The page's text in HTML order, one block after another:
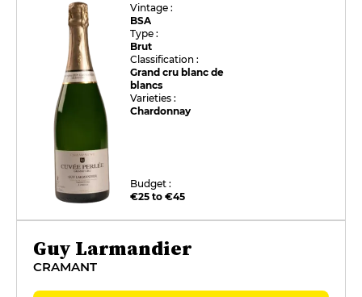
Vintage :
BSA
Type :
Brut
Classification :
Grand cru blanc de
blancs
Varieties :
Chardonnay
Budget :
€25 to €45
Guy Larmandier
CRAMANT